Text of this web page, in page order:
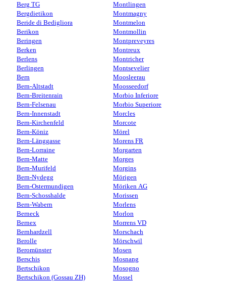
Berg TG
Bergdietikon
Beride di Bedigliora
Berikon
Beringen
Berken
Berlens
Berlingen
Bern
Bern-Altstadt
Bern-Breitenrain
Bern-Felsenau
Bern-Innenstadt
Bern-Kirchenfeld
Bern-Köniz
Bern-Länggasse
Bern-Lorraine
Bern-Matte
Bern-Murifeld
Bern-Nydegg
Bern-Ostermundigen
Bern-Schosshalde
Bern-Wabern
Berneck
Bernex
Bernhardzell
Berolle
Beromünster
Berschis
Bertschikon
Bertschikon (Gossau ZH)
Montlingen
Montmagny
Montmelon
Montmollin
Montpreveyres
Montreux
Montricher
Montsevelier
Moosleerau
Moosseedorf
Morbio Inferiore
Morbio Superiore
Morcles
Morcote
Mörel
Morens FR
Morgarten
Morges
Morgins
Mörigen
Möriken AG
Morissen
Morlens
Morlon
Morrens VD
Morschach
Mörschwil
Mosen
Mosnang
Mosogno
Mossel